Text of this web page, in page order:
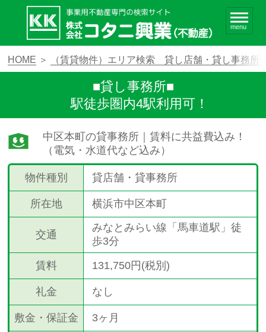
menu
HOME ＞ （賃貸物件）エリア検索 貸し店舗・貸し事務所
■貸し事務所■
駅徒歩圏内4駅利用可！
中区本町の貸事務所｜賃料に共益費込み！
（電気・水道代など込み）
物件種別
所在地
交通
貸店舗・貸事務所
横浜市中区本町
みなとみらい線「馬車道駅」徒
歩3分
賃料
礼金
敷金・保証金
131,750円(税別)
なし
3ヶ月